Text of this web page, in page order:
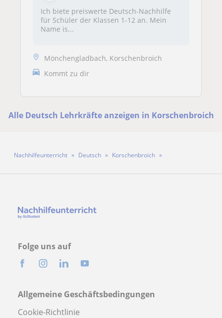
Ich biete preiswerte Deutsch-Nachhilfe
für Schüler der Klassen 1-12 an. Mein
Name is...
Mönchengladbach, Korschenbroich
Kommt zu dir
Alle Deutsch Lehrkräfte anzeigen in Korschenbroich
Nachhilfeunterricht Deutsch
Korschenbroich
Folge uns auf
Allgemeine Geschäftsbedingungen
Cookie-Richtlinie